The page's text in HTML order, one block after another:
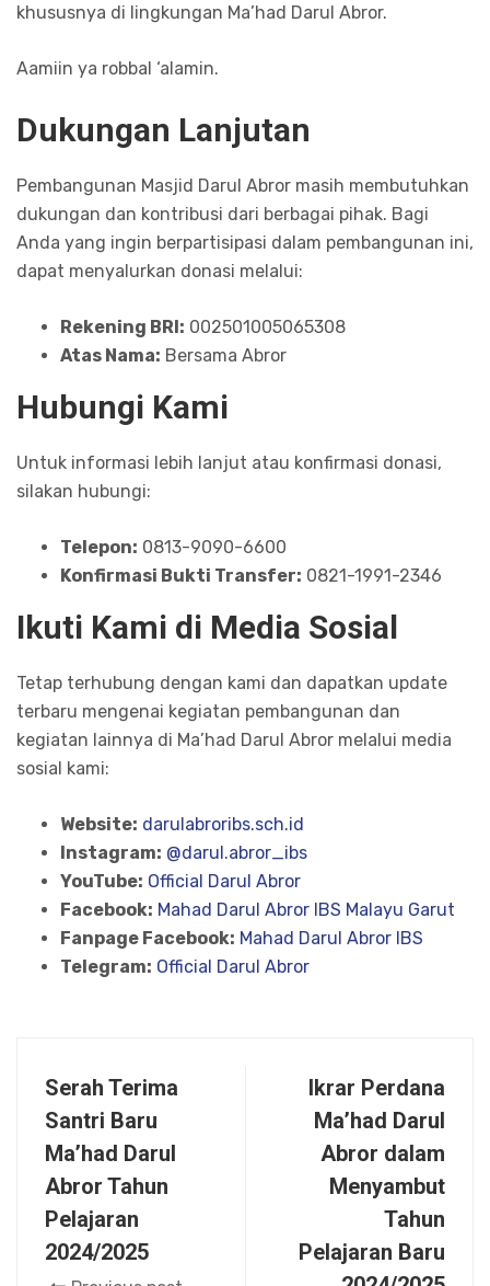
khususnya di lingkungan Ma’had Darul Abror.
Aamiin ya robbal ‘alamin.
Dukungan Lanjutan
Pembangunan Masjid Darul Abror masih membutuhkan
dukungan dan kontribusi dari berbagai pihak. Bagi
Anda yang ingin berpartisipasi dalam pembangunan ini,
dapat menyalurkan donasi melalui:
Rekening BRI: 002501005065308
Atas Nama: Bersama Abror
Hubungi Kami
Untuk informasi lebih lanjut atau konfirmasi donasi,
silakan hubungi:
Telepon: 0813-9090-6600
Konfirmasi Bukti Transfer: 0821-1991-2346
Ikuti Kami di Media Sosial
Tetap terhubung dengan kami dan dapatkan update
terbaru mengenai kegiatan pembangunan dan
kegiatan lainnya di Ma’had Darul Abror melalui media
sosial kami:
Website: darulabroribs.sch.id
Instagram: @darul.abror_ibs
YouTube: Official Darul Abror
Facebook: Mahad Darul Abror IBS Malayu Garut
Fanpage Facebook: Mahad Darul Abror IBS
Telegram: Official Darul Abror
Serah Terima
Santri Baru
Ma’had Darul
Abror Tahun
Pelajaran
2024/2025
Ikrar Perdana
Ma’had Darul
Abror dalam
Menyambut
Tahun
Pelajaran Baru